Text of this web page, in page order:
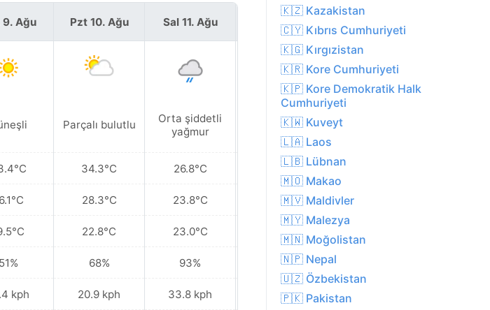
9. Ağu
51%
kph
Pzt 10. Ağu
Parçalı bulutlu
34.3°C
28.3°C
22.8°C
68%
20.9 kph
Sal 11. Ağu
Orta şiddetli
yağmur
26.8°C
23.8°C
23.0°C
93%
33.8 kph
Çar 12. Ağu
Orta şiddetli
yağmur
24.6°C
22.7°C
20.6°C
99%
13.0 kph
🇰🇿 Kazakistan
🇨🇾 Kıbrıs Cumhuriyeti
🇰🇬 Kırgızistan
🇰🇷 Kore Cumhuriyeti
🇰🇵 Kore Demokratik Halk
Cumhuriyeti
🇰🇼 Kuveyt
🇱🇦 Laos
🇱🇧 Lübnan
🇲🇴 Makao
🇲🇻 Maldivler
🇲🇾 Malezya
🇲🇳 Moğolistan
🇳🇵 Nepal
🇺🇿 Özbekistan
🇵🇰 Pakistan